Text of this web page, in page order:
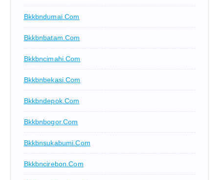
Bkkbndumai.com
Bkkbnbatam.com
Bkkbncimahi.com
Bkkbnbekasi.com
Bkkbndepok.com
Bkkbnbogor.com
Bkkbnsukabumi.com
Bkkbncirebon.com